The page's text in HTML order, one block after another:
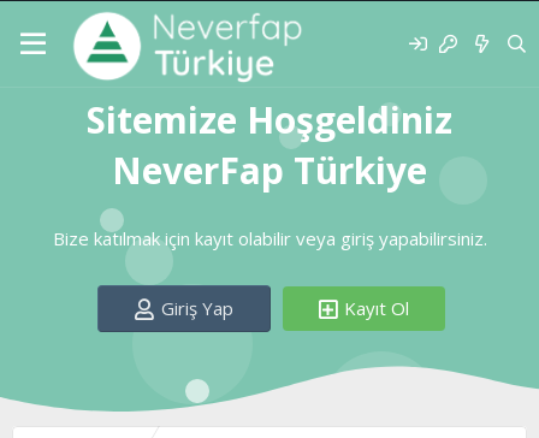
Sitemize Hoşgeldiniz
NeverFap Türkiye
Bize katılmak için kayıt olabilir veya giriş yapabilirsiniz.
Giriş Yap Kayıt Ol